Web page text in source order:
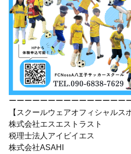
ーーーーーーーーーーーーーーー
【スクールウェアオフィシャルス
株式会社エスエストラスト
税理士法人アイビイエス
株式会社ASAHI